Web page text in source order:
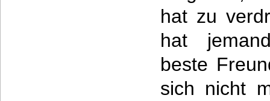
hat zu
hat
beste
sich nicht